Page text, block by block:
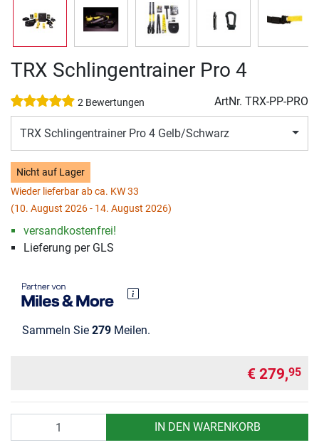
TRX Schlingentrainer Pro 4
2 Bewertungen ArtNr. TRX-PP-PRO
TRX Schlingentrainer Pro 4 Gelb/Schwarz
Nicht auf Lager
Wieder lieferbar ab ca. KW 33
(10. August 2026 - 14. August 2026)
versandkostenfrei!
Lieferung per GLS
Sammeln Sie 279 Meilen.
€ 279,95
IN DEN WARENKORB